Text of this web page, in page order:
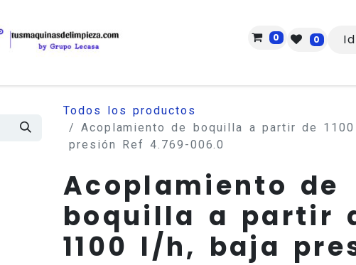
0 0
Todos los productos
Acoplamiento de boquilla a partir de
presión Ref 4.769-006.0
Acoplamiento de
boquilla a partir
1100 l/h, baja